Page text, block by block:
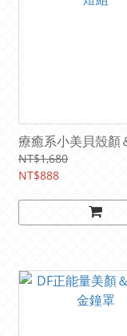
療癒系小美貝殼顏
NT$1,680
NT$888